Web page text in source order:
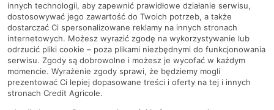
RODO
Regulamin serwisu
Mapa serwisu
PolitykaCookies
innych technologii, aby zapewnić prawidłowe działanie serwisu,
dostosowywać jego zawartość do Twoich potrzeb, a także
dostarczać Ci spersonalizowane reklamy na innych stronach
internetowych. Możesz wyrazić zgodę na wykorzystywanie lub
odrzucić pliki cookie – poza plikami niezbędnymi do funkcjonowania
serwisu. Zgody są dobrowolne i możesz je wycofać w każdym
momencie. Wyrażenie zgody sprawi, że będziemy mogli
prezentować Ci lepiej dopasowane treści i oferty na tej i innych
stronach Credit Agricole.